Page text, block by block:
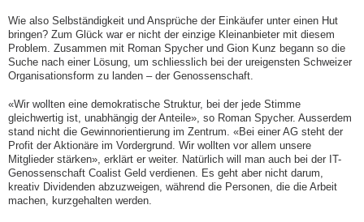
Wie also Selbständigkeit und Ansprüche der Einkäufer unter einen Hut
bringen? Zum Glück war er nicht der einzige Kleinanbieter mit diesem
Problem. Zusammen mit Roman Spycher und Gion Kunz begann so die
Suche nach einer Lösung, um schliesslich bei der ureigensten Schweizer
Organisationsform zu landen – der Genossenschaft.
«Wir wollten eine demokratische Struktur, bei der jede Stimme
gleichwertig ist, unabhängig der Anteile», so Roman Spycher. Ausserdem
stand nicht die Gewinnorientierung im Zentrum. «Bei einer AG steht der
Profit der Aktionäre im Vordergrund. Wir wollten vor allem unsere
Mitglieder stärken», erklärt er weiter. Natürlich will man auch bei der IT-
Genossenschaft Coalist Geld verdienen. Es geht aber nicht darum,
kreativ Dividenden abzuzweigen, während die Personen, die die Arbeit
machen, kurzgehalten werden.